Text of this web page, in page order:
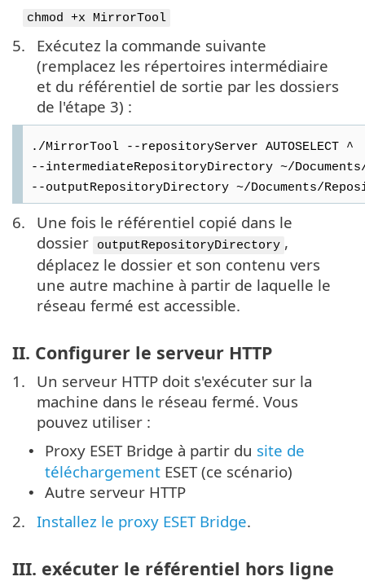
chmod +x MirrorTool
5.
Exécutez la commande suivante
(remplacez les répertoires intermédiaire
et du référentiel de sortie par les dossiers
de l'étape 3) :
./MirrorTool --repositoryServer AUTOSELECT ^
--intermediateRepositoryDirectory ~/
--outputRepositoryDirectory ~/Documents/
6.
Une fois le référentiel copié dans le
dossier
outputRepositoryDirectory ,
déplacez le dossier et son contenu vers
une autre machine à partir de laquelle le
réseau fermé est accessible.
II. Configurer le serveur HTTP
1.
Un serveur HTTP doit s'exécuter sur la
machine dans le réseau fermé. Vous
pouvez utiliser :
• Proxy ESET Bridge à partir du site de
téléchargement ESET (ce scénario)
•
Autre serveur HTTP
2. Installez le proxy ESET Bridge.
III. exécuter le référentiel hors ligne